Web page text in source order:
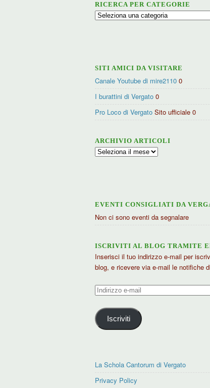
RICERCA PER CATEGORIE
Ricerca
SITI AMICI DA VISITARE
Canale Youtube di mire2110 0
I burattini di Vergato 0
Pro Loco di Vergato Sito ufficiale 0
ARCHIVIO ARTICOLI
Archivio
EVENTI CONSIGLIATI DA
Non ci sono eventi da segnalare
ISCRIVITI AL BLOG TRAMITE
Inserisci il tuo indirizzo e-mail per
blog, e ricevere via e-mail le notifiche
Indirizzo
mail
Iscriviti
La Schola Cantorum di Vergato
Privacy Policy